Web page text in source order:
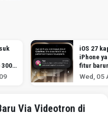
300
iOS 27
iPhone
fitur
Wed, 05
Via Videotron di